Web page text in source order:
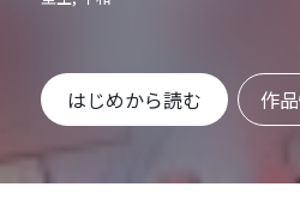
はじめから読む 作